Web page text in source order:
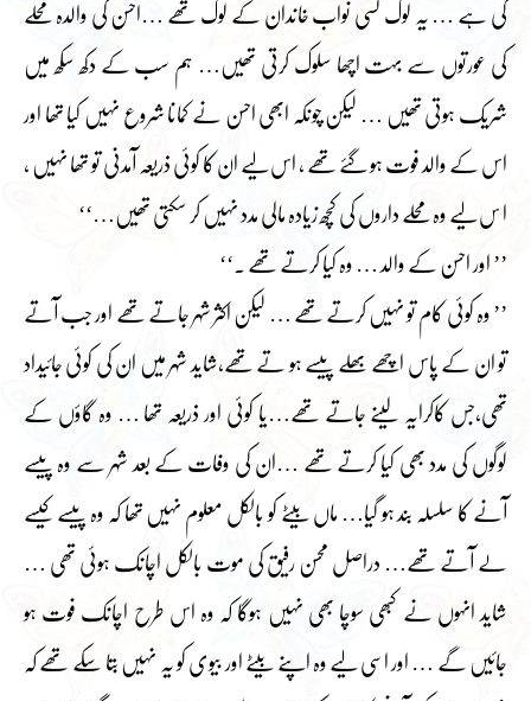
کی ہے … یہ لوگ کسی نواب خاندان کے لوگ تھے …احسن کی والدہ محلے
کی عورتوں سے بہت اچھا سلوک کرتی تھیں… ہم سب کے دکھ سکھ میں
شریک ہوتی تھیں … لیکن چونکہ ابھی احسن نے کمانا شروع نہیں کیا تھا اور
اس کے والد فوت ہو گئے تھے ، اس لیے ان کا کوئی ذریعہ آمدنی تو تھا نہیں ،
ا س لیے وہ محلے داروں کی کچھ زیادہ مالی مدد نہیں کر سکتی تھیں…‘‘
’’ اور احسن کے والد … وہ کیا کرتے تھے ۔‘‘
’’ وہ کوئی کام تو نہیں کرتے تھے … لیکن اکثر شہر جاتے تھے اور جب آتے
تو ان کے پاس اچھے بھلے پیسے ہو تے تھے،شاید شہر میں ان کی کوئی جائیداد
تھی،جس کاکرایہ لینے جاتے تھے…یا کوئی اور ذریعہ تھا … وہ گاؤں کے
لوگوں کی مدد بھی کیا کرتے تھے …ان کی وفات کے بعد شہر سے وہ پیسے
آنے کا سلسلہ بند ہو گیا… ماں بیٹے کو بالکل معلوم نہیں تھا کہ وہ پیسے کیسے
لے آتے تھے… دراصل محسن رفیق کی موت بالکل اچانک ہوئی تھی …
شاید انہوں نے کبھی سوچا بھی نہیں ہوگا کہ وہ اس طرح اچانک فوت ہو
جائیں گے … اور اسی لیے وہ اپنے بیٹے اور بیوی کو یہ نہیں بتا سکے تھے کہ